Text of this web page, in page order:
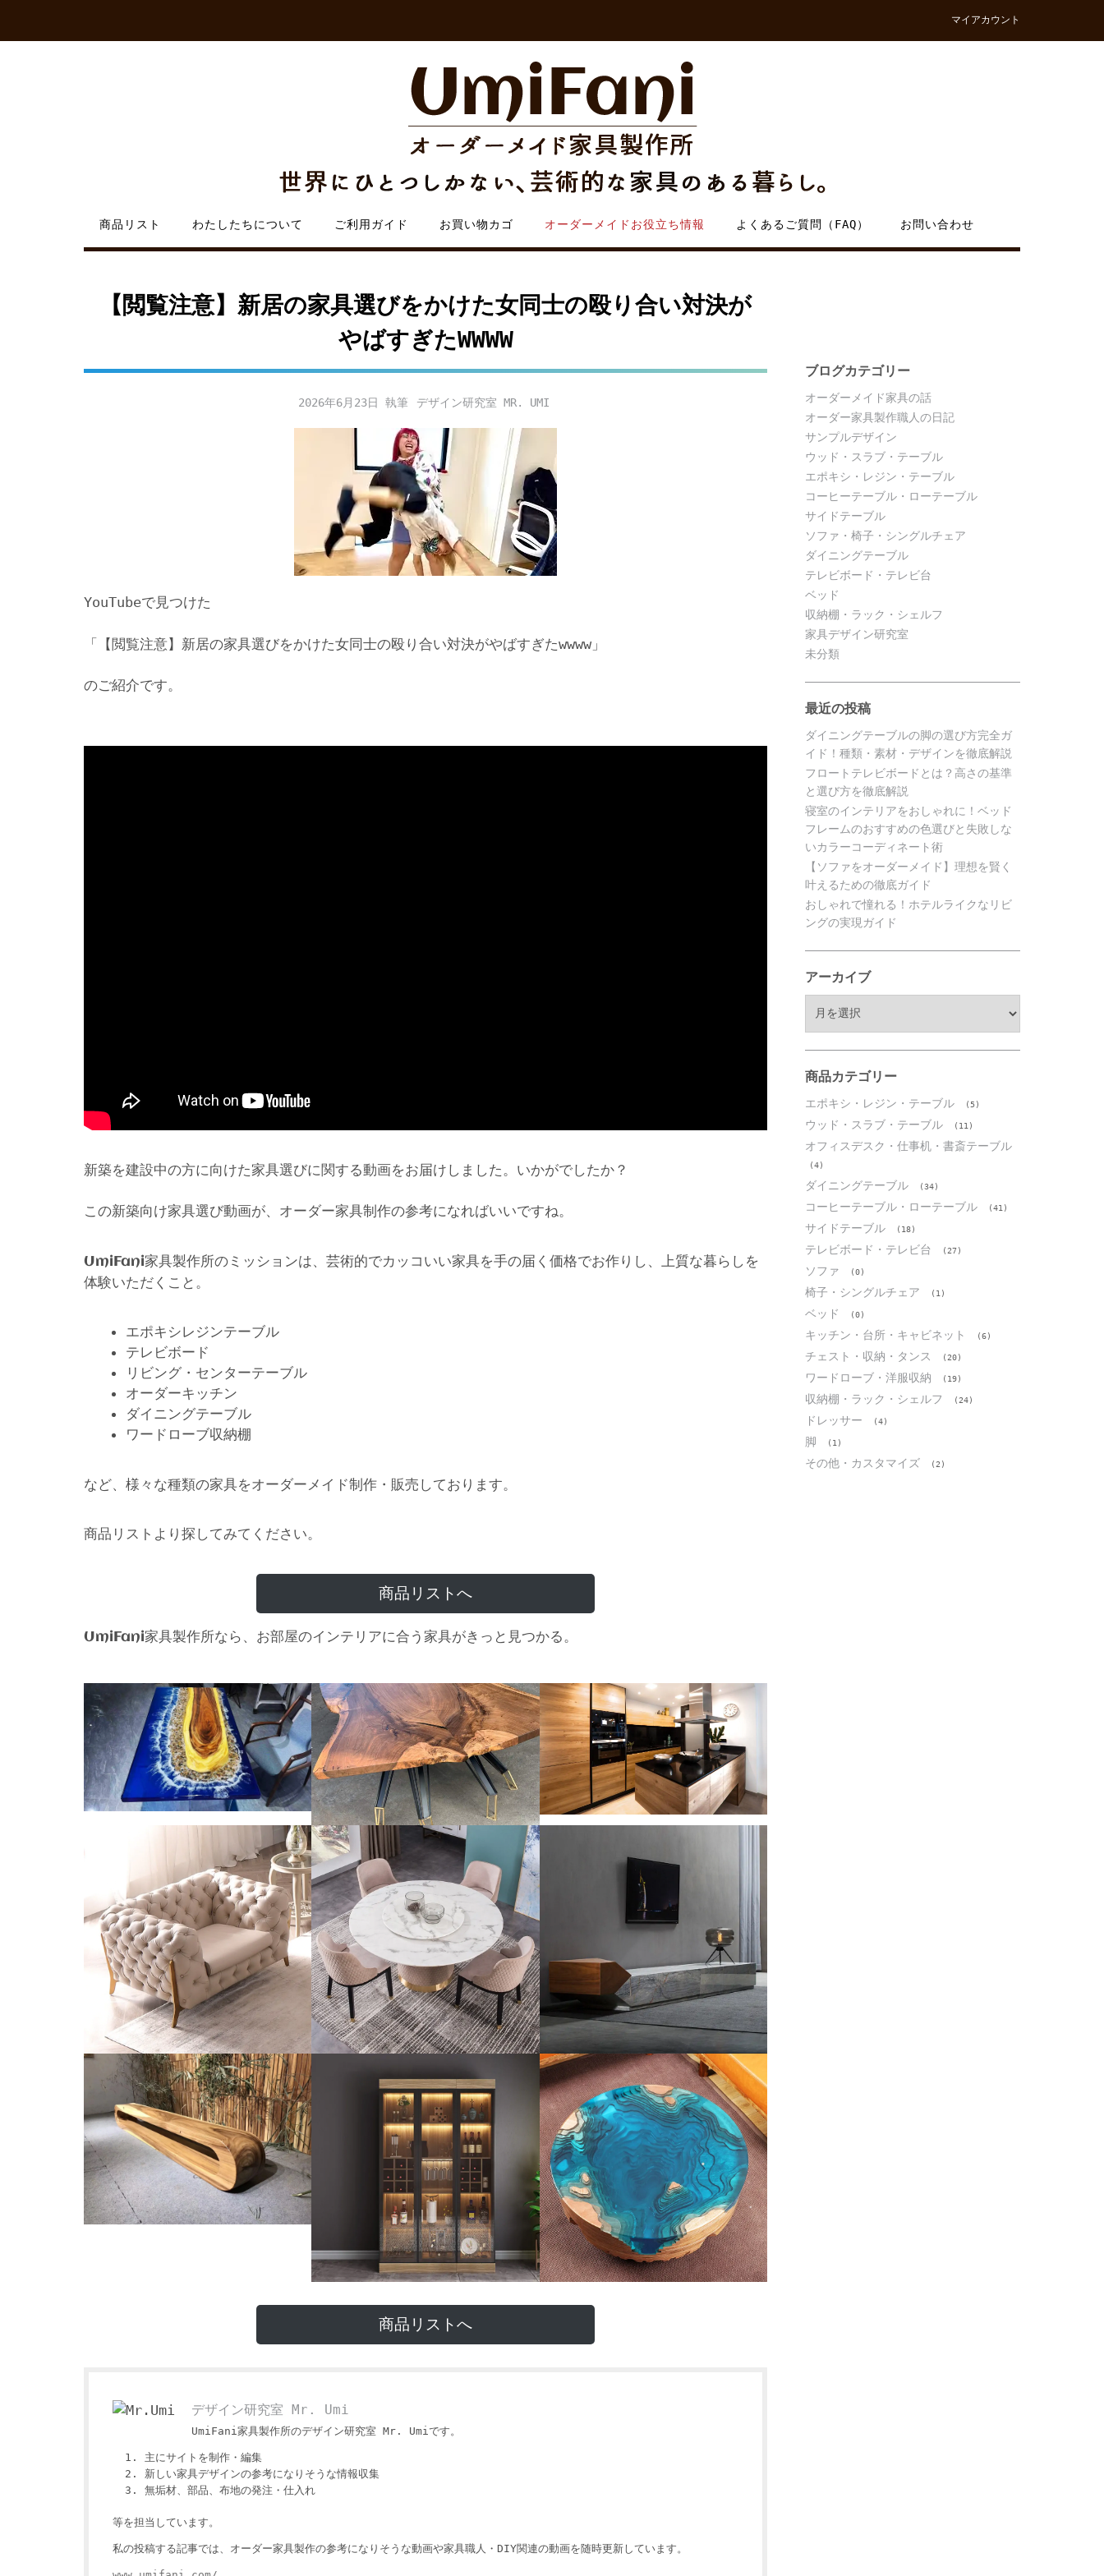
content
マイアカウント
商品リスト わたしたちについて ご利用ガイド お買い物カゴ オーダーメイドお役立ち情報 よくあるご質問（FAQ） お問い合わせ
【閲覧注意】新居の家具選びをかけた女同士の殴り合い対決が
やばすぎたWWWW
2026年6月23日 デザイン研究室 MR. UMI
YouTubeで見つけた
「【閲覧注意】新居の家具選びをかけた女同士の殴り合い対決がやばすぎたwwww」
のご紹介です。
新築を建設中の方に向けた家具選びに関する動画をお届けしました。いかがでしたか？
この新築向け家具選び動画が、オーダー家具制作の参考になればいいですね。
UmiFani家具製作所のミッションは、芸術的でカッコいい家具を手の届く価格でお作りし、上質な暮らしを
体験いただくこと。
エポキシレジンテーブル
テレビボード
リビング・センターテーブル
オーダーキッチン
ダイニングテーブル
ワードローブ収納棚
など、様々な種類の家具をオーダーメイド制作・販売しております。
商品リストより探してみてください。
商品リストへ
UmiFani家具製作所なら、お部屋のインテリアに合う家具がきっと見つかる。
商品リストへ
デザイン研究室 Mr. Umi
UmiFani家具製作所のデザイン研究室 Mr. Umiです。
主にサイトを制作・編集
新しい家具デザインの参考になりそうな情報収集
無垢材、部品、布地の発注・仕入れ
等を担当しています。
私の投稿する記事では、オーダー家具製作の参考になりそうな動画や家具職人・DIY関連の動画を随時更新しています。
ブログカテゴリー
オーダーメイド家具の話
オーダー家具製作職人の日記
サンプルデザイン
ウッド・スラブ・テーブル
エポキシ・レジン・テーブル
コーヒーテーブル・ローテーブル
サイドテーブル
ソファ・椅子・シングルチェア
ダイニングテーブル
テレビボード・テレビ台
ベッド
収納棚・ラック・シェルフ
家具デザイン研究室
未分類
最近の投稿
ダイニングテーブルの脚の選び方完全ガ
イド！種類・素材・デザインを徹底解説
フロートテレビボードとは？高さの基準
と選び方を徹底解説
寝室のインテリアをおしゃれに！ベッド
フレームのおすすめの色選びと失敗しな
いカラーコーディネート術
【ソファをオーダーメイド】理想を賢く
叶えるための徹底ガイド
おしゃれで憧れる！ホテルライクなリビ
ングの実現ガイド
アーカイブ
ブ
商品カテゴリー
エポキシ・レジン・テーブル (5)
ウッド・スラブ・テーブル (11)
オフィスデスク・仕事机・書斎テーブル
(4)
ダイニングテーブル (34)
コーヒーテーブル・ローテーブル (41)
サイドテーブル (18)
テレビボード・テレビ台 (27)
ソファ (0)
椅子・シングルチェア (1)
ベッド (0)
キッチン・台所・キャビネット (6)
チェスト・収納・タンス (20)
ワードローブ・洋服収納 (19)
収納棚・ラック・シェルフ (24)
ドレッサー (4)
脚 (1)
その他・カスタマイズ (2)